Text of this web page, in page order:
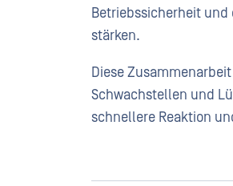
Betriebssicherheit
stärken.
Diese
Schwachstellen und
schnellere Reaktion